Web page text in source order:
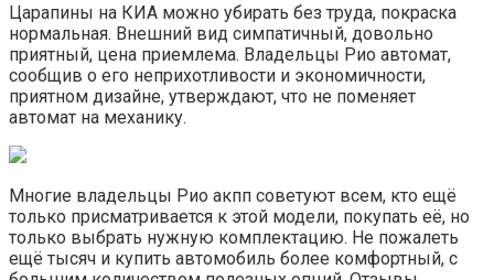
Царапины на КИА можно убирать без труда, покраска
нормальная. Внешний вид симпатичный, довольно
приятный, цена приемлема. Владельцы Рио автомат,
сообщив о его неприхотливости и экономичности,
приятном дизайне, утверждают, что не поменяет
автомат на механику.
Многие владельцы Рио акпп советуют всем, кто ещё
только присматривается к этой модели, покупать её, но
только выбрать нужную комплектацию. Не пожалеть
ещё тысяч и купить автомобиль более комфортный, с